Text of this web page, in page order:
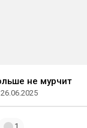
не мурчит
26.06.2025